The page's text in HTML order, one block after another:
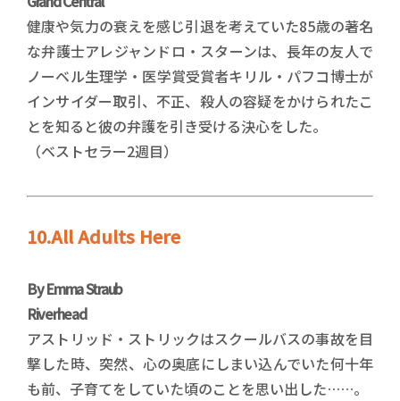
健康や気力の衰えを感じ引退を考えていた85歳の著名
な弁護士アレジャンドロ・スターンは、長年の友人で
ノーベル生理学・医学賞受賞者キリル・パフコ博士が
インサイダー取引、不正、殺人の容疑をかけられたこ
とを知ると彼の弁護を引き受ける決心をした。
（ベストセラー2週目）
10.All Adults Here
By Emma Straub
Riverhead
アストリッド・ストリックはスクールバスの事故を目
撃した時、突然、心の奥底にしまい込んでいた何十年
も前、子育てをしていた頃のことを思い出した……。